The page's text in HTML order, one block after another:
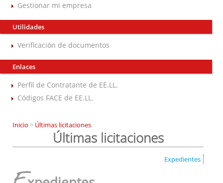
Gestionar mi empresa
Utilidades
Verificación de documentos
Enlaces
Perfil de Contratante de EE.LL.
Códigos FACE de EE.LL.
Inicio > Últimas licitaciones
Últimas licitaciones
Expedientes